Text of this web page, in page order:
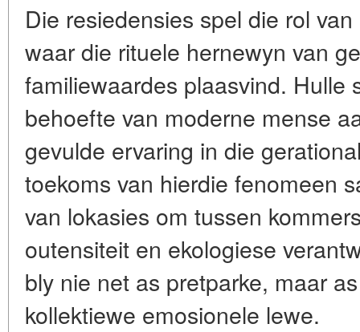
Die resiedensies spel die rol
waar die rituele hernewyn van
familiewaardes plaasvind. Hulle
behoefte van moderne mense
gevulde ervaring in die
toekoms van hierdie fenomeen
van lokasies om tussen
outensiteit en ekologiese
bly nie net as pretparke, maar
kollektiewe emosionele lewe.